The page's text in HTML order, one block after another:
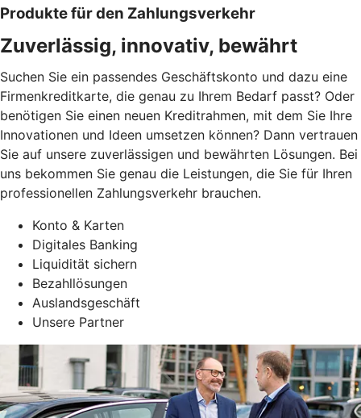
Produkte für den Zahlungsverkehr
Zuverlässig, innovativ, bewährt
Suchen Sie ein passendes Geschäftskonto und dazu eine
Firmenkreditkarte, die genau zu Ihrem Bedarf passt? Oder
benötigen Sie einen neuen Kreditrahmen, mit dem Sie Ihre
Innovationen und Ideen umsetzen können? Dann vertrauen
Sie auf unsere zuverlässigen und bewährten Lösungen. Bei
uns bekommen Sie genau die Leistungen, die Sie für Ihren
professionellen Zahlungsverkehr brauchen.
Konto & Karten
Digitales Banking
Liquidität sichern
Bezahllösungen
Auslandsgeschäft
Unsere Partner